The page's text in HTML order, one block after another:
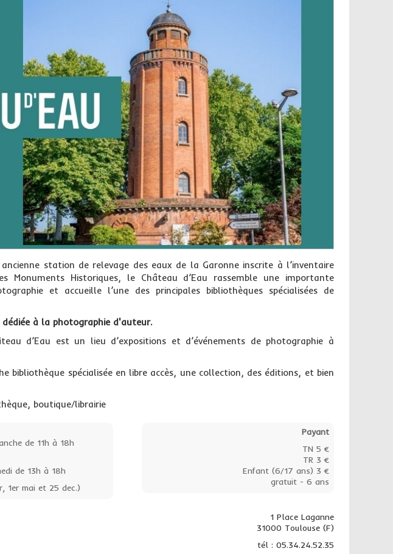
station de relevage des eaux de la Garonne inscrite à l’inventaire
Monuments Historiques, le Château d’Eau rassemble une importante
et accueille l’une des principales bibliothèques spécialisées de
dédiée à la photographie d'auteur.
d’Eau est un lieu d’expositions et d’événements de photographie à
bibliothèque spécialisée en libre accès, une collection, des éditions, et bien
boutique/librairie
de 11h à 18h
de 13h à 18h
1er mai et 25 dec.)
Payant
TN 5 €
TR 3 €
Enfant (6/17 ans) 3 €
gratuit - 6 ans
1 Place Laganne
31000 Toulouse (F)
tél : 05.34.24.52.35